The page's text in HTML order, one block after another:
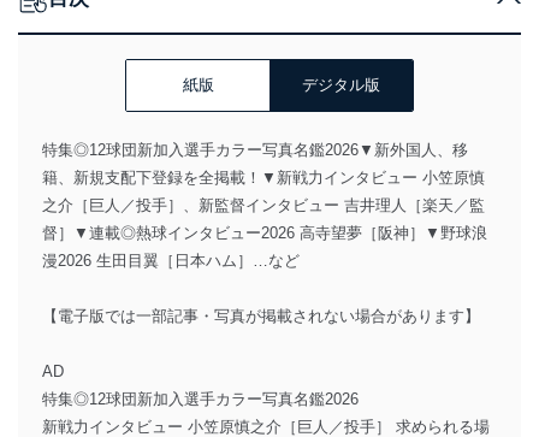
紙版 デジタル版
特集◎12球団新加入選手カラー写真名鑑2026▼新外国人、移
籍、新規支配下登録を全掲載！▼新戦力インタビュー 小笠原慎
之介［巨人／投手］、新監督インタビュー 吉井理人［楽天／監
督］▼連載◎熱球インタビュー2026 高寺望夢［阪神］▼野球浪
漫2026 生田目翼［日本ハム］…など
【電子版では一部記事・写真が掲載されない場合があります】
AD
特集◎12球団新加入選手カラー写真名鑑2026
新戦力インタビュー 小笠原慎之介［巨人／投手］ 求められる場